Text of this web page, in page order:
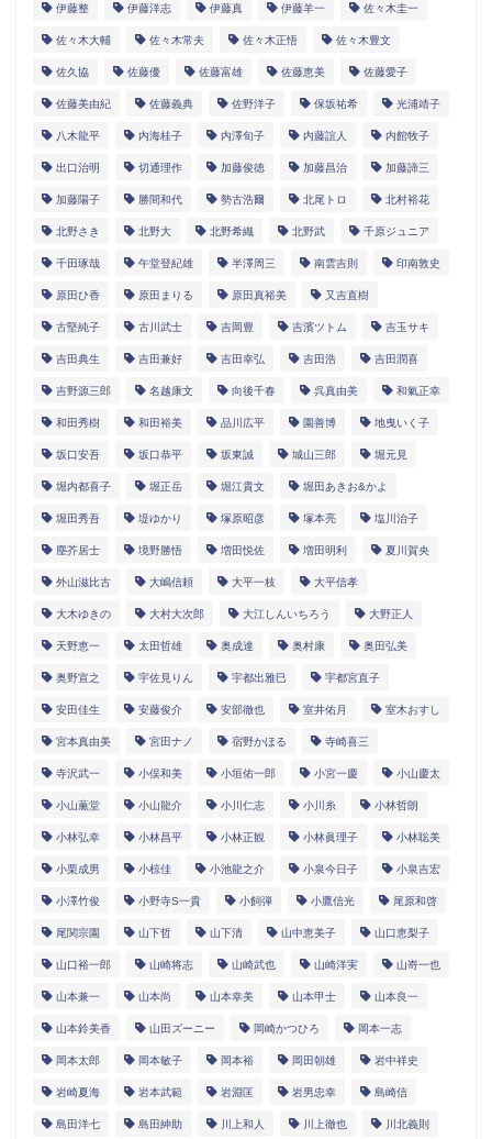
伊藤整 伊藤洋志 伊藤真 伊藤羊一 佐々木圭一
佐々木大輔 佐々木常夫 佐々木正悟 佐々木豊文
佐久協 佐藤優 佐藤富雄 佐藤恵美 佐藤愛子
佐藤美由紀 佐藤義典 佐野洋子 保坂祐希 光浦靖子
八木龍平 内海桂子 内澤旬子 内藤誼人 内館牧子
出口治明 切通理作 加藤俊徳 加藤昌治 加藤諦三
加藤陽子 勝間和代 勢古浩爾 北尾トロ 北村裕花
北野さき 北野大 北野希織 北野武 千原ジュニア
千田琢哉 午堂登紀雄 半澤周三 南雲吉則 印南敦史
原田ひ香 原田まりる 原田真裕美 又吉直樹
古堅純子 古川武士 吉岡豊 吉濱ツトム 吉玉サキ
吉田典生 吉田兼好 吉田幸弘 吉田浩 吉田潤喜
吉野源三郎 名越康文 向後千春 呉真由美 和氣正幸
和田秀樹 和田裕美 品川広平 園善博 地曳いく子
坂口安吾 坂口恭平 坂東誠 城山三郎 堀元見
堀内都喜子 堀正岳 堀江貴文 堀田あきお&かよ
堀田秀吾 堤ゆかり 塚原昭彦 塚本亮 塩川治子
塵芥居士 境野勝悟 増田悦佐 増田明利 夏川賀央
外山滋比古 大嶋信頼 大平一枝 大平信孝
大木ゆきの 大村大次郎 大江しんいちろう 大野正人
天野恵一 太田哲雄 奥成達 奥村康 奥田弘美
奥野宣之 宇佐見りん 宇都出雅巳 宇都宮直子
安田佳生 安藤俊介 安部徹也 室井佑月 室木おすし
宮本真由美 宮田ナノ 宿野かほる 寺崎喜三
寺沢武一 小俣和美 小垣佑一郎 小宮一慶 小山慶太
小山薫堂 小山龍介 小川仁志 小川糸 小林哲朗
小林弘幸 小林昌平 小林正観 小林眞理子 小林聡美
小栗成男 小椋佳 小池龍之介 小泉今日子 小泉吉宏
小澤竹俊 小野寺S一貴 小飼弾 小鷹信光 尾原和啓
尾関宗園 山下哲 山下清 山中恵美子 山口恵梨子
山口裕一郎 山崎将志 山崎武也 山崎洋実 山嵜一也
山本兼一 山本尚 山本幸美 山本甲士 山本良一
山本鈴美香 山田ズーニー 岡崎かつひろ 岡本一志
岡本太郎 岡本敏子 岡本裕 岡田朝雄 岩中祥史
岩崎夏海 岩本武範 岩淵匡 岩男忠幸 島崎信
島田洋七 島田紳助 川上和人 川上徹也 川北義則